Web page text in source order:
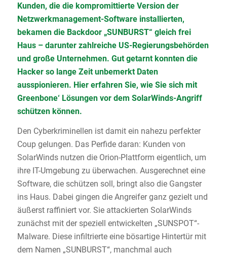
Kunden, die die kompromittierte Version der
Netzwerkmanagement-Software installierten,
bekamen die Backdoor „SUNBURST“ gleich frei
Haus – darunter zahlreiche US-Regierungsbehörden
und große Unternehmen. Gut getarnt konnten die
Hacker so lange Zeit unbemerkt Daten
ausspionieren. Hier erfahren Sie, wie Sie sich mit
Greenbone‘ Lösungen vor dem SolarWinds-Angriff
schützen können.
Den Cyberkriminellen ist damit ein nahezu perfekter
Coup gelungen. Das Perfide daran: Kunden von
SolarWinds nutzen die Orion-Plattform eigentlich, um
ihre IT-Umgebung zu überwachen. Ausgerechnet eine
Software, die schützen soll, bringt also die Gangster
ins Haus. Dabei gingen die Angreifer ganz gezielt und
äußerst raffiniert vor. Sie attackierten SolarWinds
zunächst mit der speziell entwickelten „SUNSPOT“-
Malware. Diese infiltrierte eine bösartige Hintertür mit
dem Namen „SUNBURST“, manchmal auch